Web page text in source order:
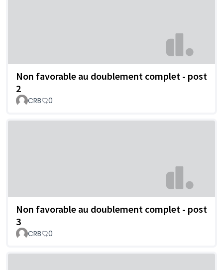
Non favorable au doublement complet - post
2
CRB 0
Non favorable au doublement complet - post
3
CRB 0